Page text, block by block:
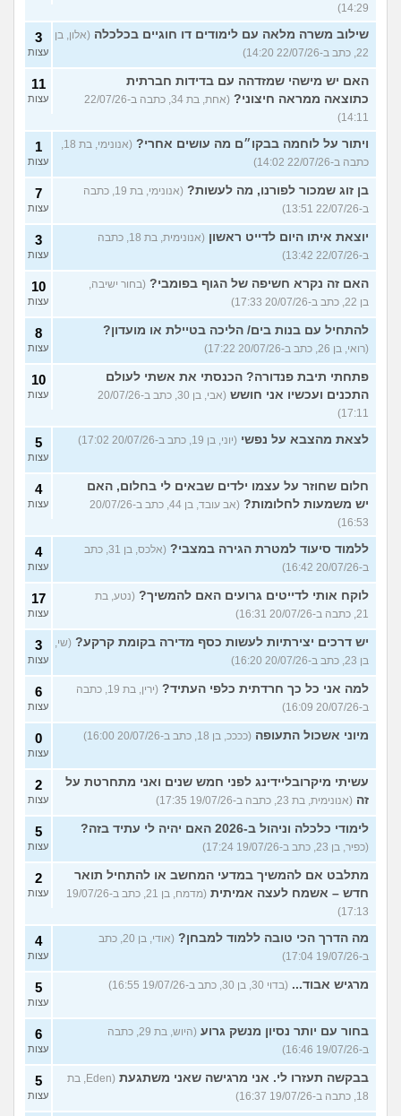
14:29)
שילוב משרה מלאה עם לימודים דו חוגיים בכלכלה (אלון, בן
22, כתב ב-22/07/26 14:20)
3
עצות
האם יש מישהי שמזדהה עם בדידות חברתית
כתוצאה ממראה חיצוני?
(אחת, בת 34, כתבה ב-22/07/26
14:11)
11
עצות
ויתור על לוחמה בבקו״ם מה עושים אחרי?
(אנונימי, בת 18,
כתבה ב-22/07/26 14:02)
1
עצות
בן זוג שמכור לפורנו, מה לעשות?
(אנונימי, בת 19, כתבה
ב-22/07/26 13:51)
7
עצות
יוצאת איתו היום לדייט ראשון
(אנונימית, בת 18, כתבה
ב-22/07/26 13:42)
3
עצות
האם זה נקרא חשיפה של הגוף בפומבי? (בחור ישיבה,
בן 22, כתב ב-20/07/26 17:33)
10
עצות
להתחיל עם בנות בים/ הליכה בטיילת או מועדון?
(רואי, בן 26, כתב ב-20/07/26 17:22)
8
עצות
פתחתי תיבת פנדורה? הכנסתי את אשתי לעולם
התכנים ועכשיו אני חושש
(אבי, בן 30, כתב ב-20/07/26
17:11)
10
עצות
לצאת מהצבא על נפשי (יוני, בן 19, כתב ב-20/07/26 17:02) 5
עצות
חלום שחוזר על עצמו ילדים שבאים לי בחלום, האם
יש משמעות לחלומות?
(אב עובד, בן 44, כתב ב-20/07/26
16:53)
4
עצות
ללמוד סיעוד למטרת הגירה במצבי?
(אלכס, בן 31, כתב
ב-20/07/26 16:42)
4
עצות
לוקח אותי לדייטים גרועים האם להמשיך? (נטע, בת
21, כתבה ב-20/07/26 16:31)
17
עצות
יש דרכים יצירתיות לעשות כסף מדירה בקומת קרקע? (שי,
בן 23, כתב ב-20/07/26 16:20)
3
עצות
למה אני כל כך חרדתית כלפי העתיד?
(ירין, בת 19, כתבה
ב-20/07/26 16:09)
6
עצות
מיוני אשכול התעופה (ככככ, בן 18, כתב ב-20/07/26 16:00) 0
עצות
עשיתי מיקרובליידינג לפני חמש שנים ואני מתחרטת על
זה (אנונימית, בת 23, כתבה ב-19/07/26 17:35)
2
עצות
לימודי כלכלה וניהול ב-2026 האם יהיה לי עתיד בזה?
(כפיר, בן 23, כתב ב-19/07/26 17:24)
5
עצות
מתלבט אם להמשיך במדעי המחשב או להתחיל תואר
חדש – אשמח לעצה אמיתית
(מדמח, בן 21, כתב ב-19/07/26
17:13)
2
עצות
מה הדרך הכי טובה ללמוד למבחן?
(אודי, בן 20, כתב
ב-19/07/26 17:04)
4
עצות
מרגיש אבוד... (בדוי 30, בן 30, כתב ב-19/07/26 16:55) 5
עצות
בחור עם יותר נסיון מנשק גרוע
(היוש, בת 29, כתבה
ב-19/07/26 16:46)
6
עצות
בבקשה תעזרו לי. אני מרגישה שאני משתגעת
(Eden, בת
18, כתבה ב-19/07/26 16:37)
5
עצות